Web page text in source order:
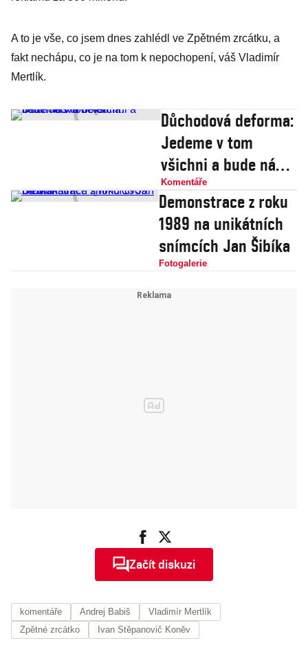
A to je vše, co jsem dnes zahlédl ve Zpětném zrcátku, a
fakt nechápu, co je na tom k nepochopení, váš Vladimír
Mertlík.
Důchodová deforma:
Jedeme v tom
všichni a bude nás
to bolet
Komentáře
Demonstrace z roku
1989 na unikátních
snímcích Jan Šibíka
Fotogalerie
Začít diskuzi
komentáře Andrej Babiš
Vladimír Mertlík
Zpětné zrcátko
Ivan Stěpanovič Koněv